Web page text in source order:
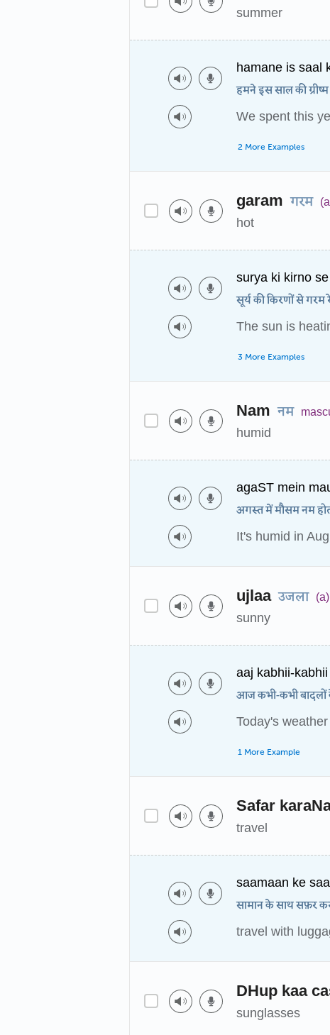
summer
hamane is saal
हमने इस साल की ग्रीष्म
We spent this
2 More Examples
garam गरम
hot
surya ki kirno
सूर्य की किरणों से गरम
The sun is
3 More Examples
Nam नम
humid
agaST mein
अगस्त में मौसम नम
It's humid in
ujlaa उजला (a)
sunny
aaj kabhii-
आज कभी-कभी बादलों
Today's
1 More Example
Safar
travel
saamaan ke
सामान के साथ सफ़र
travel with
DHup kaa
sunglasses